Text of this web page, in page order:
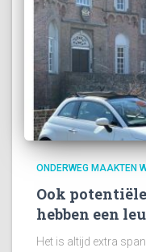
ONDERWEG MAAKTEN
Ook
hebben een
Het is altijd extra